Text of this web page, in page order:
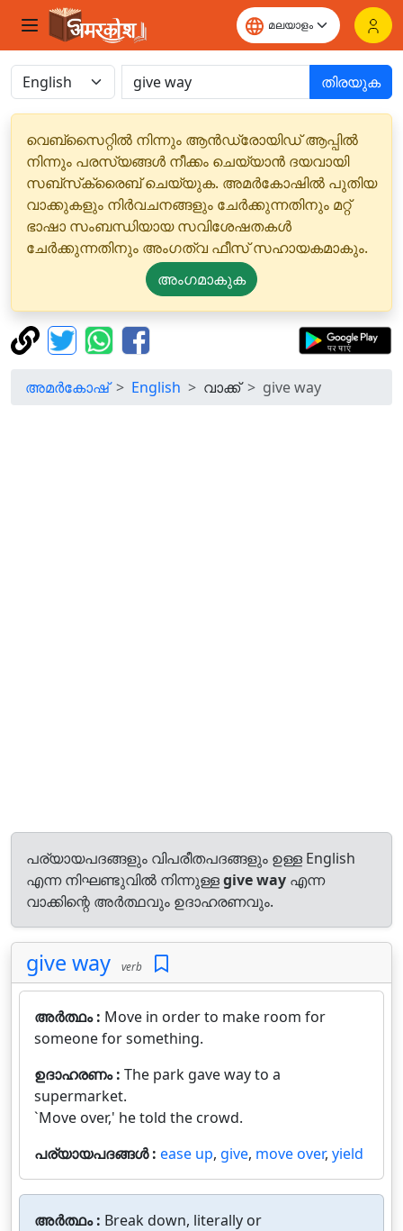
തിരയുക
വെബ്‌സൈറ്റിൽ നിന്നും ആൻഡ്രോയിഡ് ആപ്പിൽ
നിന്നും പരസ്യങ്ങൾ നീക്കം ചെയ്യാൻ ദയവായി
സബ്‌സ്‌ക്രൈബ് ചെയ്യുക. അമർകോഷിൽ പുതിയ
വാക്കുകളും നിർവചനങ്ങളും ചേർക്കുന്നതിനും മറ്റ്
ഭാഷാ സംബന്ധിയായ സവിശേഷതകൾ
ചേർക്കുന്നതിനും അംഗത്വ ഫീസ് സഹായകമാകും.
അംഗമാകുക
അമർകോഷ് English വാക്ക് give way
പര്യായപദങ്ങളും വിപരീതപദങ്ങളും ഉള്ള English
എന്ന നിഘണ്ടുവിൽ നിന്നുള്ളgive way എന്ന
വാക്കിന്റെ അർത്ഥവും ഉദാഹരണവും.
give way verb
അർത്ഥം : Move in order to make room for
someone for something.
ഉദാഹരണം : The park gave way to a
supermarket.
`Move over,' he told the crowd.
പര്യായപദങ്ങൾ : ease up, give, move over, yield
അർത്ഥം : Break down, literally or